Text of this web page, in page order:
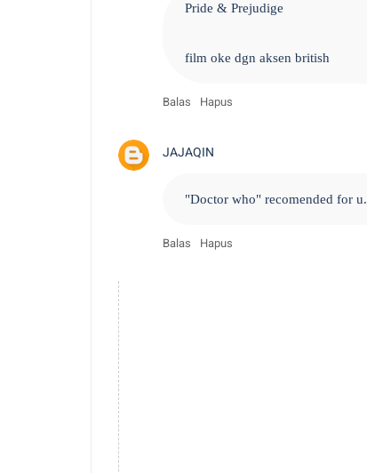
Pride & Prejudige
film oke dgn aksen british
Balas Hapus
JAJAQIN
"Doctor who" recomended for u.
Balas Hapus